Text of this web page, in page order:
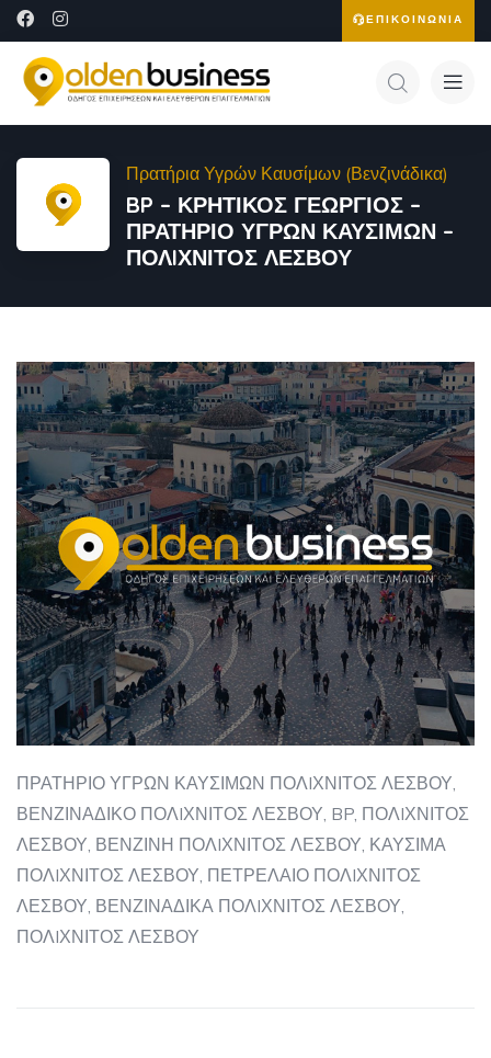
ΕΠΙΚΟΙΝΩΝΙΑ
Πρατήρια Υγρών Καυσίμων (Βενζινάδικα)
BP – ΚΡΗΤΙΚΟΣ ΓΕΩΡΓΙΟΣ –
ΠΡΑΤΗΡΙΟ ΥΓΡΩΝ ΚΑΥΣΙΜΩΝ –
ΠΟΛIΧΝΙΤΟΣ ΛΕΣΒΟΥ
ΠΡΑΤΗΡΙΟ ΥΓΡΩΝ ΚΑΥΣΙΜΩΝ ΠΟΛIΧΝΙΤΟΣ ΛΕΣΒΟΥ,
ΒΕΝΖΙΝΑΔΙΚΟ ΠΟΛIΧΝΙΤΟΣ ΛΕΣΒΟΥ, BP, ΠΟΛIΧΝΙΤΟΣ
ΛΕΣΒΟΥ, ΒΕΝΖΙΝΗ ΠΟΛIΧΝΙΤΟΣ ΛΕΣΒΟΥ, ΚΑΥΣΙΜΑ
ΠΟΛIΧΝΙΤΟΣ ΛΕΣΒΟΥ, ΠΕΤΡΕΛΑΙΟ ΠΟΛIΧΝΙΤΟΣ
ΛΕΣΒΟΥ, ΒΕΝΖΙΝΑΔΙΚΑ ΠΟΛIΧΝΙΤΟΣ ΛΕΣΒΟΥ,
ΠΟΛIΧΝΙΤΟΣ ΛΕΣΒΟΥ